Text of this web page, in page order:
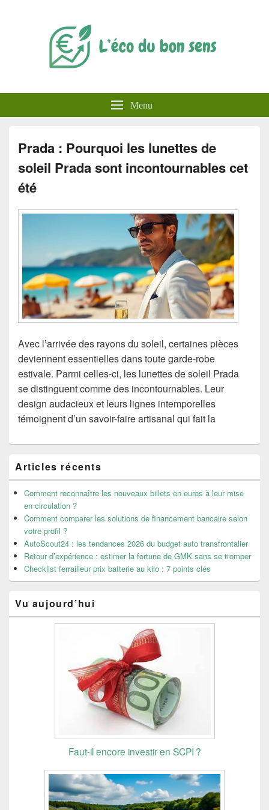
L'éco du bon sens
Menu
Prada : Pourquoi les lunettes de
soleil Prada sont incontournables cet
été
Avec l’arrivée des rayons du soleil, certaines pièces
deviennent essentielles dans toute garde-robe
estivale. Parmi celles-ci, les lunettes de soleil Prada
se distinguent comme des incontournables. Leur
design audacieux et leurs lignes intemporelles
témoignent d’un savoir-faire artisanal qui fait la
principale
de
widget
barre
latérale
Articles récents
Comment reconnaître les nouveaux billets en euros à leur mise
en circulation ?
Comment comparer les solutions de financement bancaire selon
votre profil ?
AutoScout24 : les tendances 2026 du budget auto transfrontalier
Retour d’expérience : estimer la fortune de GMK sans se tromper
Checklist ferrailleur prix batterie au kilo : 7 points clés
Vu aujourd’hui
Faut-il encore investir en SCPI ?